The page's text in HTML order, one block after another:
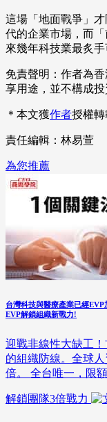
這場「地面戰爭」
代的企業市場，而
來幾年科技業最炙
免責聲明：作者為
享用途，並不構成投
＊本文獲作者授權轉
責任編輯：林易萱
為您推薦
台灣科技與醫療產業已經
EVP解鎖組織新戰力!
迎戰非線性大缺工
的組織防線。全球
倍。 全台唯一，限額
解鎖團隊3倍戰力